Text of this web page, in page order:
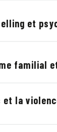
et
familial
la